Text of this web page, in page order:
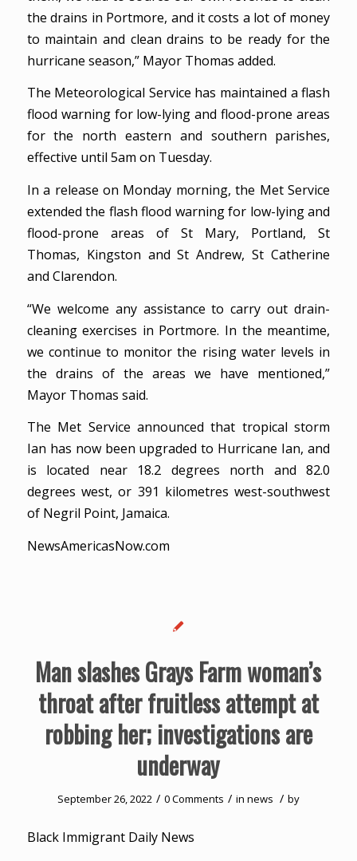
the drains in Portmore, and it costs a lot of money
to maintain and clean drains to be ready for the
hurricane season,” Mayor Thomas added.
The Meteorological Service has maintained a flash
flood warning for low-lying and flood-prone areas
for the north eastern and southern parishes,
effective until 5am on Tuesday.
In a release on Monday morning, the Met Service
extended the flash flood warning for low-lying and
flood-prone areas of St Mary, Portland, St
Thomas, Kingston and St Andrew, St Catherine
and Clarendon.
“We welcome any assistance to carry out drain-
cleaning exercises in Portmore. In the meantime,
we continue to monitor the rising water levels in
the drains of the areas we have mentioned,”
Mayor Thomas said.
The Met Service announced that tropical storm
Ian has now been upgraded to Hurricane Ian, and
is located near 18.2 degrees north and 82.0
degrees west, or 391 kilometres west-southwest
of Negril Point, Jamaica.
NewsAmericasNow.com
Man slashes Grays Farm woman’s
throat after fruitless attempt at
robbing her; investigations are
underway
September 26, 2022 / 0 Comments / in news / by
Black Immigrant Daily News